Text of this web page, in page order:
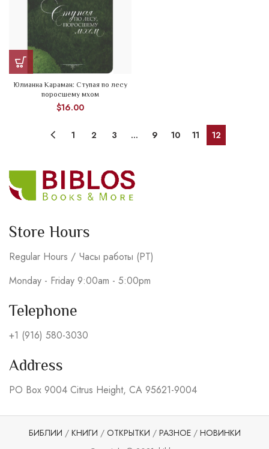
Юлианна Караман: Ступая по лесу
поросшему мхом
$16.00
1 2 3 … 9 10 11 12
Store Hours
Regular Hours / Часы работы (PT)
Monday - Friday 9:00am - 5:00pm
Telephone
+1 (916) 580-3030
Address
PO Box 9004 Citrus Height, CA 95621-9004
БИБЛИИ / КНИГИ / ОТКРЫТКИ / РАЗНОЕ/ НОВИНКИ